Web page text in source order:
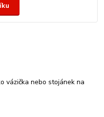
vázička nebo stojánek na